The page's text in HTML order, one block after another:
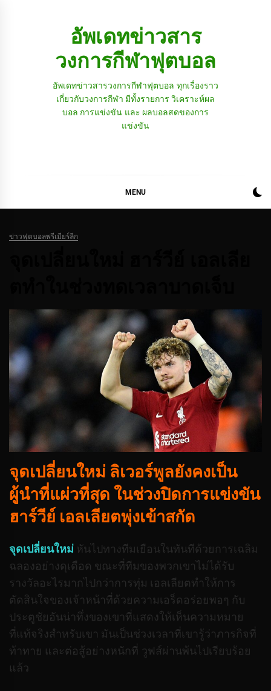
อัพเดทข่าวสาร
วงการกีฬาฟุตบอล
อัพเดทข่าวสารวงการกีฬาฟุตบอล ทุกเรื่องราว
เกี่ยวกับวงการกีฬา มีทั้งรายการ วิเคราะห์ผล
บอล การแข่งขัน และ ผลบอลสดของการ
แข่งขัน
MENU
ข่าวฟุตบอลพรีเมียร์ลีก
จุดเปลี่ยนใหม่ ลิเวอร์พูลยังคงเป็น
ผู้นำที่แผ่วที่สุด ในช่วงปิดการแข่งขัน
ฮาร์วีย์ เอลเลียตพุ่งเข้าสกัด
จุดเปลี่ยนใหม่ หันไปทางทีมเยือนในทันทีด้วยการเฉลิม
ฉลองอย่างดุเดือด ขณะที่ทีมของพวกเขาไม่ได้รับ
รางวัลอะไรมากไปกว่าการทุ่ม เอลเลียตทำให้การ
ตัดสินใจของเจ้าหน้าที่ด้วยความเอร็ดอร่อยพอๆ กับ
ประตูชัยอันน่าทึ่งของเขาที่แสดงให้เห็นความหมาย
ที่แท้จริงสำหรับเขา มันเป็นช่วงเวลาที่เขารู้ว่าภารกิจที่
ท้าทาย และต่อสู้อย่างหนักที่ วูฟส์ผ่านพ้นไปเรียบร้อย
แล้ว